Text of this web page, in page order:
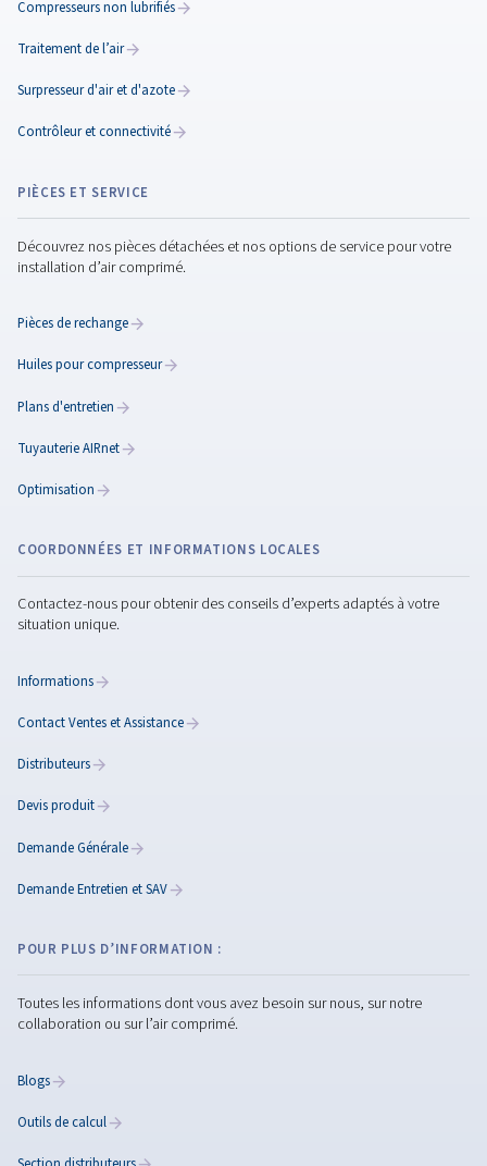
Découvrez ce modèle de compresseur à vis à
fabriqué avec un profil d’élément asymétrique
performances élevées. Pour en savoir plus,